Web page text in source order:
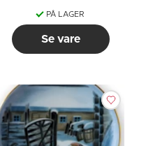
PÅ LAGER
Se vare